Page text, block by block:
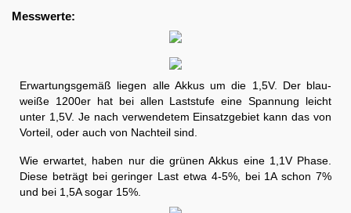
Messwerte:
Erwartungsgemäß liegen alle Akkus um die 1,5V. Der blau-
weiße 1200er hat bei allen Laststufe eine Spannung leicht
unter 1,5V. Je nach verwendetem Einsatzgebiet kann das von
Vorteil, oder auch von Nachteil sind.
Wie erwartet, haben nur die grünen Akkus eine 1,1V Phase.
Diese beträgt bei geringer Last etwa 4-5%, bei 1A schon 7%
und bei 1,5A sogar 15%.